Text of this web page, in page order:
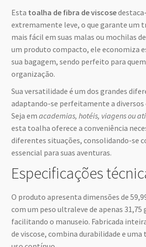
Esta toalha de fibra de viscose
extremamente leve, o que garante um
mais fácil em suas malas ou mochilas
um produto compacto, ele economiza
sua bagagem, sendo perfeito para
organização.
Sua versatilidade é um dos grandes
adaptando-se perfeitamente a diversos
Seja em academias, hotéis, viagens ou
esta toalha oferece a conveniência
diferentes situações, consolidando-se
essencial para suas aventuras.
Especificações
O produto apresenta dimensões de
com um peso ultraleve de apenas 31,75
facilitando o manuseio. Fabricada
de viscose, combina durabilidade e uma